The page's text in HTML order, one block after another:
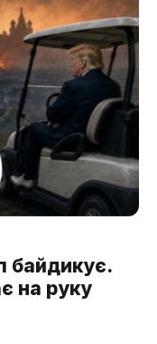
байдикує.
на руку